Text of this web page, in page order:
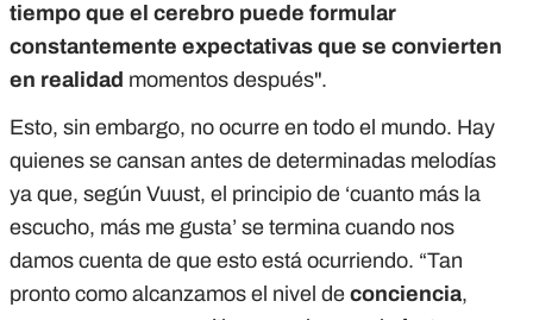
tiempo que el cerebro puede formular
constantemente expectativas que se convierten
en realidad momentos después".
Esto, sin embargo, no ocurre en todo el mundo. Hay
quienes se cansan antes de determinadas melodías
ya que, según Vuust, el principio de ‘cuanto más la
escucho, más me gusta’ se termina cuando nos
damos cuenta de que esto está ocurriendo. “Tan
pronto como alcanzamos el nivel de conciencia,